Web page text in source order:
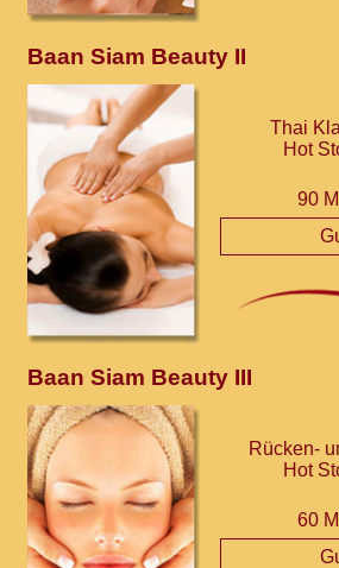
Baan Siam Beauty II
Thai
Hot
90
Baan Siam Beauty III
Rücken-
Hot
60